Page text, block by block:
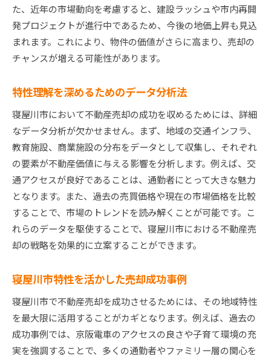
た、近年の市場動向を考慮すると、建設ラッシュや市内再開
発プロジェクトが進行中であるため、今後の地価上昇も見込
まれます。これにより、物件の価値がさらに高まり、売却の
チャンスが増える可能性があります。
特性理解を深めるためのデータ分析法
寝屋川市において不動産売却の成功を収めるためには、詳細
なデータ分析が欠かせません。まず、地域の交通インフラ、
教育施設、商業施設の分布をデータとして収集し、それぞれ
の要素が不動産価値に与える影響を分析します。例えば、交
通アクセスが良好であることは、通勤者にとって大きな魅力
となります。また、過去の売買価格や現在の市場価格を比較
することで、市場のトレンドを読み解くことが可能です。こ
れらのデータを駆使することで、寝屋川市における不動産売
却の戦略を効果的に立案することができます。
寝屋川市特性を活かした売却成功事例
寝屋川市で不動産売却を成功させるためには、その地域特性
を最大限に活用することがカギとなります。例えば、過去の
成功事例では、京阪電車のアクセスの良さや子育て環境の充
実を強調することで、多くの通勤者やファミリー層の関心を